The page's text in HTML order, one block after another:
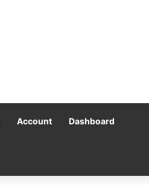
Account Dashboard